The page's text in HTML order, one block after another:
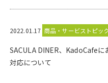
2022.01.17 商品・サービストピッ
SACULA DINER、KadoCafe
対応について